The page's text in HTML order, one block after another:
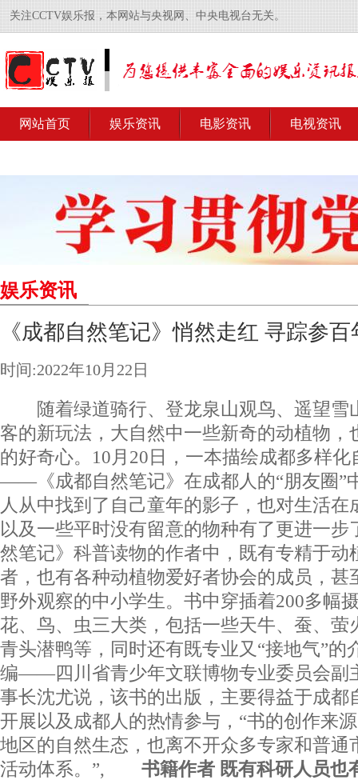
关注CCTV娱乐报，本网站与央视网、中央电视台无关。
网站首页 娱乐资讯 电影资讯 电视资讯
娱乐资讯
《成都自然笔记》悄然走红 寻踪参
时间:2022年10月22日
随着绿道骑行、登龙泉山观鸟、遥望雪
客的新玩法，大自然中一些新奇的动植物，
的好奇心。10月20日，一本描绘成都多样
——《成都自然笔记》在成都人的“朋友圈”
人从中找到了自己童年的影子，也对生活在
以及一些平时没有留意的物种有了更进
然笔记》科普读物的作者中，既有专精于动
者，也有各种动植物爱好者协会的成员，甚
野外观察的中小学生。书中穿插着200多幅
花、鸟、虫三大类，包括一些天牛、蚕、萤
青头潜鸭等，同时还有既专业又“接地气
编——四川省青少年文联博物专业委员会副
事长沈尤说，该书的出版，主要得益于成都
开展以及成都人的热情参与，“书的创作来
地区的自然生态，也离不开众多专家和普通
活动体系。”, 书籍作者 既有科研人员也